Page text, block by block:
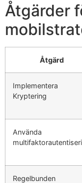
Åtgärder
Åtgärd
Implementera
Kryptering
Använda
Regelbunden